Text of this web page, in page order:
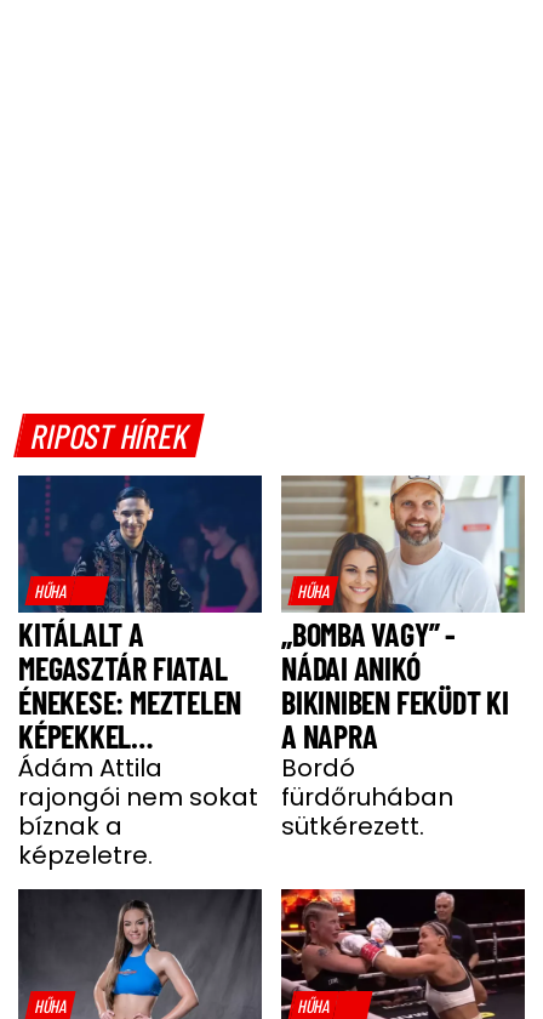
RIPOST HÍREK
HŰHA
KITÁLALT A
MEGASZTÁR FIATAL
ÉNEKESE: MEZTELEN
KÉPEKKEL
HALMOZZÁK EL A
RAJONGÓI
Ádám Attila
rajongói nem sokat
bíznak a
képzeletre.
HŰHA
„BOMBA VAGY” -
NÁDAI ANIKÓ
BIKINIBEN FEKÜDT KI
A NAPRA
Bordó
fürdőruhában
sütkérezett.
HŰHA HŰHA